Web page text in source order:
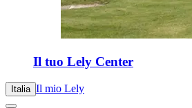
Il tuo Lely Center
Italia Il mio Lely